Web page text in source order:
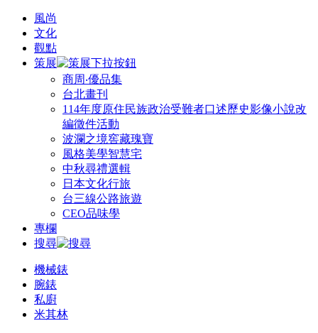
風尚
文化
觀點
策展
商周‧優品集
台北畫刊
114年度原住民族政治受難者口述歷史影像小說改
編徵件活動
波瀾之境窖藏瑰寶
風格美學智慧宅
中秋尋禮選輯
日本文化行旅
台三線公路旅遊
CEO品味學
專欄
搜尋
機械錶
腕錶
私廚
米其林